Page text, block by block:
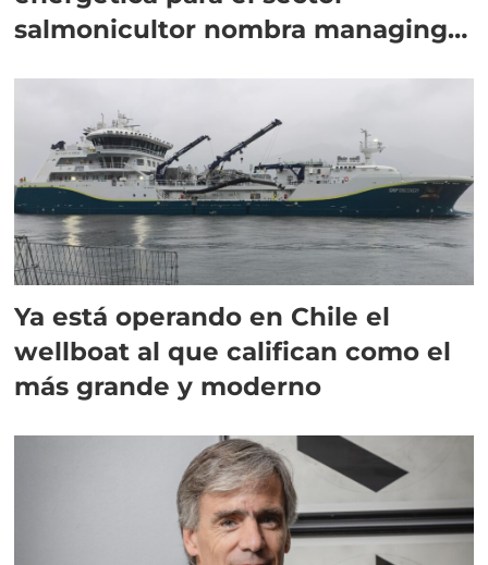
salmonicultor nombra managing
Ya está operando en Chile el
wellboat al que califican como el
más grande y moderno